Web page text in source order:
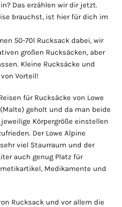
Das erzählen wir dir jetzt.
brauchst, ist hier für dich im
50-70l Rucksack dabei, wir
großen Rucksäcken, aber
Kleine Rucksäcke und
Vorteil!
für Rucksäcke von Lowe
(Malte) geholt und da man beide
Körpergröße einstellen
Der Lowe Alpine
viel Staurraum und der
auch genug Platz für
Medikamente und
Rucksack und vor allem die